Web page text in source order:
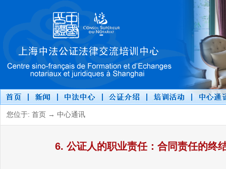
您位于: 首页 → 中心通讯
6. 公证人的职业责任：合同责任的终